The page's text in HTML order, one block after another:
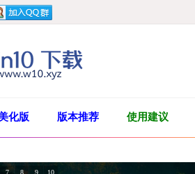
化版 版本推荐 使用建议
7 8 9 10